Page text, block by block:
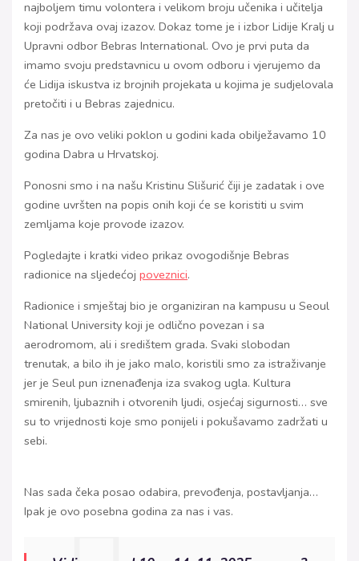
najboljem timu volontera i velikom broju učenika i učitelja
koji podržava ovaj izazov. Dokaz tome je i izbor Lidije Kralj u
Upravni odbor Bebras International. Ovo je prvi puta da
imamo svoju predstavnicu u ovom odboru i vjerujemo da
će Lidija iskustva iz brojnih projekata u kojima je sudjelovala
pretočiti i u Bebras zajednicu.
Za nas je ovo veliki poklon u godini kada obilježavamo 10
godina Dabra u Hrvatskoj.
Ponosni smo i na našu Kristinu Slišurić čiji je zadatak i ove
godine uvršten na popis onih koji će se koristiti u svim
zemljama koje provode izazov.
Pogledajte i kratki video prikaz ovogodišnje Bebras
radionice na sljedećoj poveznici.
Radionice i smještaj bio je organiziran na kampusu u Seoul
National University koji je odlično povezan i sa
aerodromom, ali i središtem grada. Svaki slobodan
trenutak, a bilo ih je jako malo, koristili smo za istraživanje
jer je Seul pun iznenađenja iza svakog ugla. Kultura
smirenih, ljubaznih i otvorenih ljudi, osjećaj sigurnosti… sve
su to vrijednosti koje smo ponijeli i pokušavamo zadržati u
sebi.
Nas sada čeka posao odabira, prevođenja, postavljanja…
Ipak je ovo posebna godina za nas i vas.